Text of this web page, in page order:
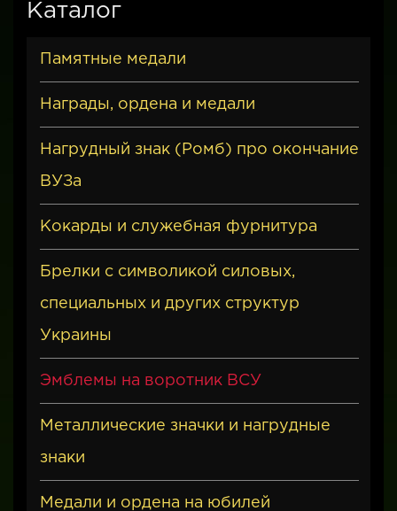
Каталог
Памятные медали
Награды, ордена и медали
Нагрудный знак (Ромб) про окончание
ВУЗа
Кокарды и служебная фурнитура
Брелки с символикой силовых,
специальных и других структур
Украины
Эмблемы на воротник ВСУ
Металлические значки и нагрудные
знаки
Медали и ордена на юбилей